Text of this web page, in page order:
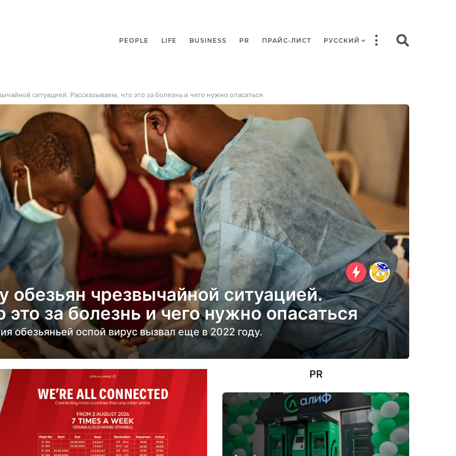
PEOPLE LIFE BUSINESS PR ПРАЙС-ЛИСТ РУССКИЙ
ситуацией. Рассказываем, что это за болезнь и чего нужно опасаться
обезьян чрезвычайной ситуацией.
за болезнь и чего нужно опасаться
обезьяньей оспой вирус вызвал еще в 2022 году.
PR